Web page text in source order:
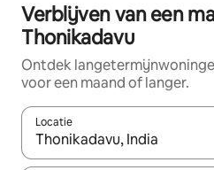
Verblijven van een
Thonikadavu
Ontdek
voor een maand of langer.
Locatie
Wanneer er resultaten